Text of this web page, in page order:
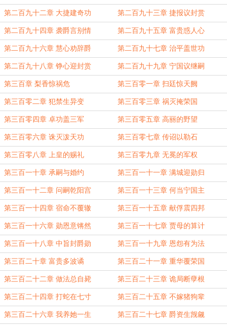
第二百九十二章 大捷建奇功 第二百九十三章 捷报议封赏
第二百九十四章 袭爵言别情 第二百九十五章 富贵惑人心
第二百九十六章 慧心劝辞爵 第二百九十七章 治平盖世功
第二百九十八章 铮心迎封赏 第二百九十九章 宁国议继嗣
第三百章 梨香惊祸危 第三百零一章 扫廷惊天阙
第三百零二章 犯禁生异变 第三百零三章 祸灭掩荣国
第三百零四章 卓功盖三军 第三百零五章 高丽的野望
第三百零六章 诛灭泼天功 第三百零七章 传诏以勒石
第三百零八章 上皇的赐礼 第三百零九章 无冕的军权
第三百一十章 承嗣与婚约 第三百一十一章 满城迎勋归
第三百一十二章 问嗣乾阳宫 第三百一十三章 何当宁国主
第三百一十四章 宿命不覆辙 第三百一十五章 献俘震四邦
第三百一十六章 勋恩意锵然 第三百一十七章 贾母的算计
第三百一十八章 中旨封爵勋 第三百一十九章 恩怨有为法
第三百二十章 富贵多波谲 第三百二十一章 重华覆荣国
第三百二十二章 做法总自毙 第三百二十三章 诡局断孽根
第三百二十四章 打蛇在七寸 第三百二十五章 不嫁猪狗辈
第三百二十六章 我养她一生 第三百二十七章 爵资生觊觎